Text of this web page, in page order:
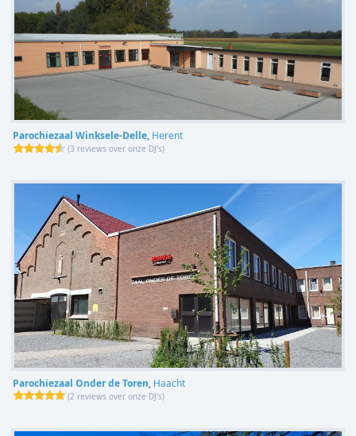
Parochiezaal Winksele-Delle, Herent
(3 reviews over onze DJ's)
Parochiezaal Onder de Toren, Haacht
(2 reviews over onze DJ's)